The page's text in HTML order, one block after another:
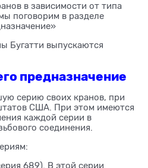
в зависимости от типа
поговорим в разделе
Бугатти выпускаются
предназначение
серию своих кранов, при
США. При этом имеются
каждой серии в
соединения.
689). В этой серии